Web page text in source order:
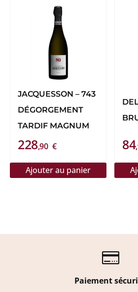
JACQUESSON – 743
DÉGORGEMENT
TARDIF MAGNUM
228,90 €
Ajouter au panier
84

Paiement